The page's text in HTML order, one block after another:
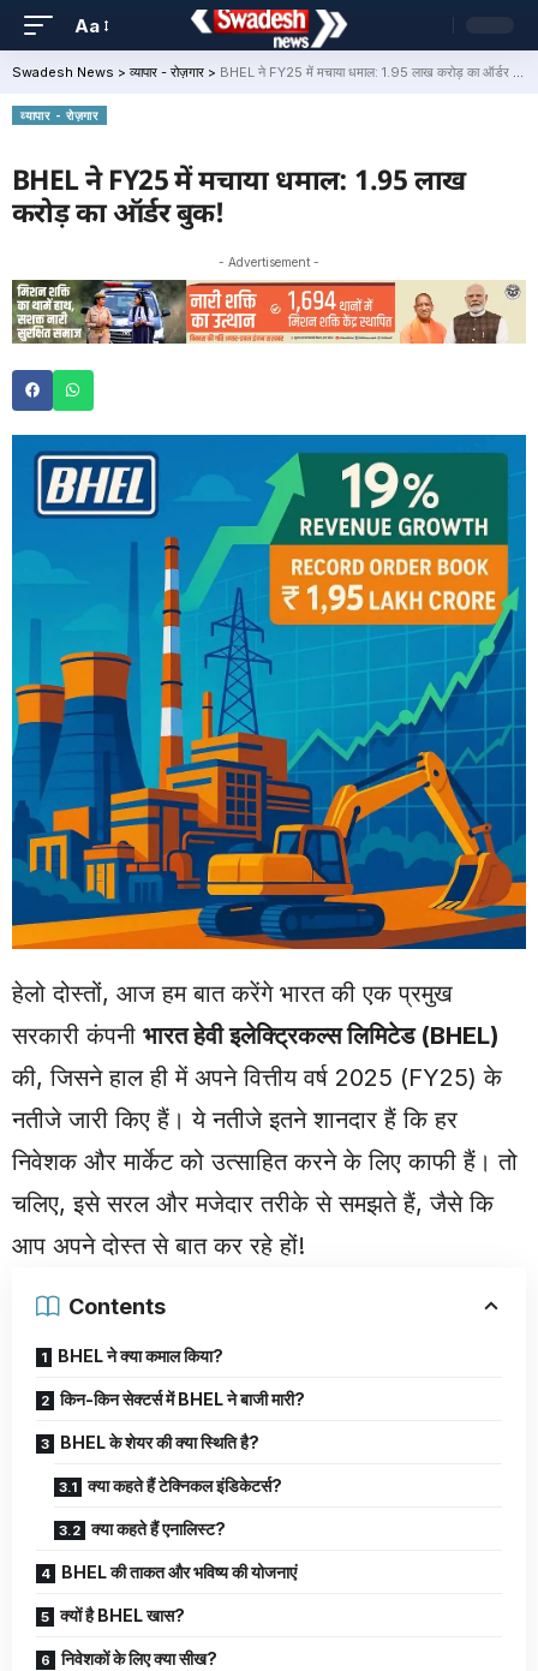
Aa
Swadesh News > व्यापार - रोज़गार > BHEL ने FY25 में मचाया धमाल: 1.95 लाख करोड़ का ऑर्डर बुक!
व्यापार - रोज़गार
BHEL ने FY25 में मचाया धमाल: 1.95 लाख
करोड़ का ऑर्डर बुक!
- Advertisement -
हेलो दोस्तों, आज हम बात करेंगे भारत की एक प्रमुख
सरकारी कंपनी भारत हेवी इलेक्ट्रिकल्स लिमिटेड (BHEL)
की, जिसने हाल ही में अपने वित्तीय वर्ष 2025 (FY25) के
नतीजे जारी किए हैं। ये नतीजे इतने शानदार हैं कि हर
निवेशक और मार्केट को उत्साहित करने के लिए काफी हैं। तो
चलिए, इसे सरल और मजेदार तरीके से समझते हैं, जैसे कि
आप अपने दोस्त से बात कर रहे हों!
Contents
BHEL ने क्या कमाल किया?
किन-किन सेक्टर्स में BHEL ने बाजी मारी?
BHEL के शेयर की क्या स्थिति है?
क्या कहते हैं टेक्निकल इंडिकेटर्स?
क्या कहते हैं एनालिस्ट?
BHEL की ताकत और भविष्य की योजनाएं
क्यों है BHEL खास?
निवेशकों के लिए क्या सीख?